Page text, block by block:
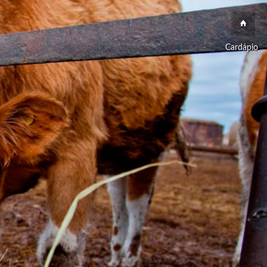
Cardápio